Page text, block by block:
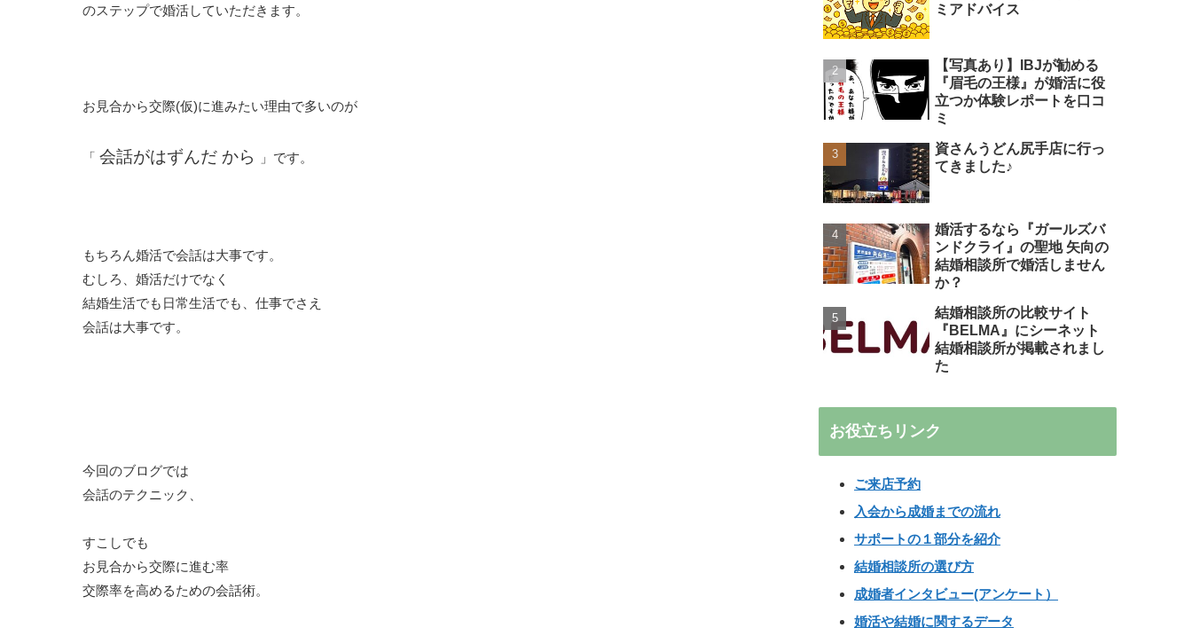
のステップで婚活していただきます。
お見合から交際(仮)に進みたい理由で多いのが
「 会話がはずんだ から 」です。
もちろん婚活で会話は大事です。
むしろ、婚活だけでなく
結婚生活でも日常生活でも、仕事でさえ
会話は大事です。
今回のブログでは
会話のテクニック、
すこしでも
お見合から交際に進む率
交際率を高めるための会話術。
ミアドバイス
【写真あり】IBJが勧める
『眉毛の王様』が婚活に役
立つか体験レポートを口コ
ミ
資さんうどん尻手店に行っ
てきました♪
婚活するなら『ガールズバ
ンドクライ』の聖地 矢向の
結婚相談所で婚活しません
か？
結婚相談所の比較サイト
『BELMA』にシーネット
結婚相談所が掲載されまし
た
お役立ちリンク
ご来店予約
入会から成婚までの流れ
サポートの１部分を紹介
結婚相談所の選び方
成婚者インタビュー(アンケート）
婚活や結婚に関するデータ